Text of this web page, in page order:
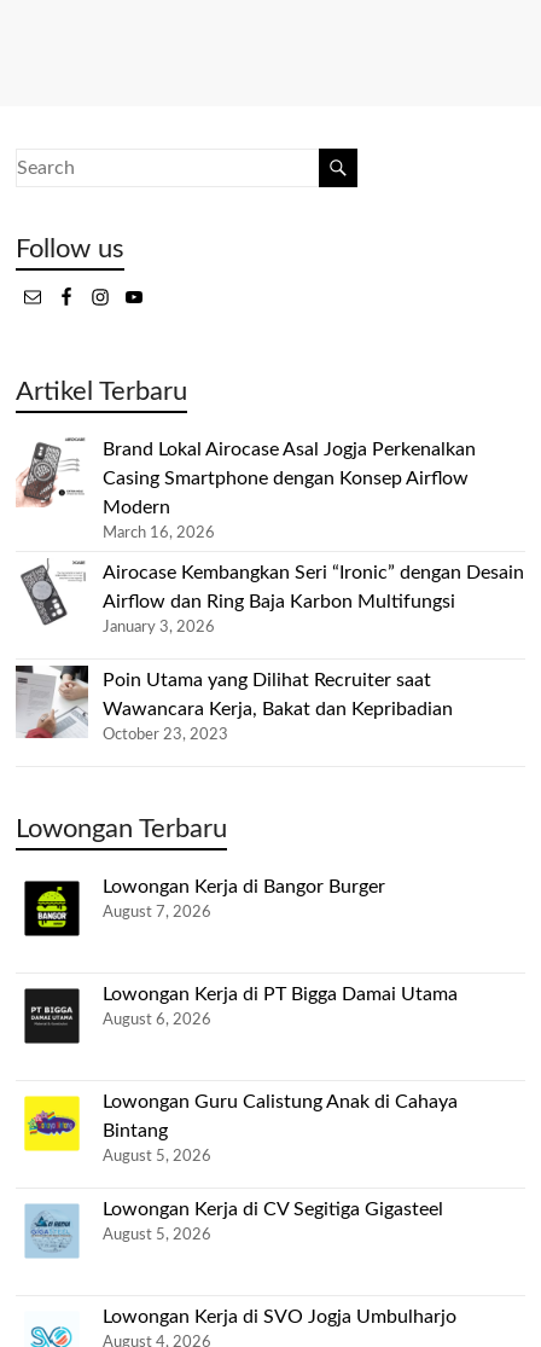
Follow us
Artikel Terbaru
Brand Lokal Airocase Asal Jogja Perkenalkan
Casing Smartphone dengan Konsep Airflow
Modern
March 16, 2026
Airocase Kembangkan Seri “Ironic” dengan Desain
Airflow dan Ring Baja Karbon Multifungsi
January 3, 2026
Poin Utama yang Dilihat Recruiter saat
Wawancara Kerja, Bakat dan Kepribadian
October 23, 2023
Lowongan Terbaru
Lowongan Kerja di Bangor Burger
August 7, 2026
Lowongan Kerja di PT Bigga Damai Utama
August 6, 2026
Lowongan Guru Calistung Anak di Cahaya
Bintang
August 5, 2026
Lowongan Kerja di CV Segitiga Gigasteel
August 5, 2026
Lowongan Kerja di SVO Jogja Umbulharjo
August 4, 2026